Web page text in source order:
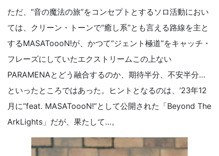
ただ、“音の魔法の旅”をコンセプトとするソロ活動におい
ては、クリーン・トーンで“癒し系”とも言える路線を主と
するMASAToooN!が、かつて“ジェント極道”をキャッチ・
フレーズにしていたエクストリームこの上ない
PARAMENAとどう融合するのか、期待半分、不安半分…
といったところではあった。ヒントとなるのは、’23年12
月に“feat. MASAToooN!”として公開された「Beyond The
ArkLights」だが、果たして…。